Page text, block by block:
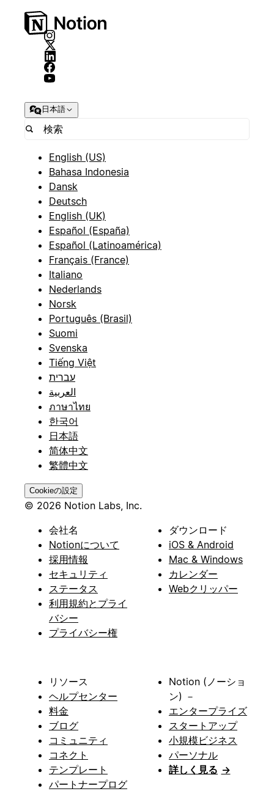
日本語
English (US)
Bahasa Indonesia
Dansk
Deutsch
English (UK)
Español (España)
Español (Latinoamérica)
Français (France)
Italiano
Nederlands
Norsk
Português (Brasil)
Suomi
Svenska
Tiếng Việt
עברית
العربية
ภาษาไทย
한국어
日本語
简体中文
繁體中文
Cookieの設定
© 2026 Notion Labs, Inc.
会社名
Notionについて
採用情報
セキュリティ
ステータス
利用規約とプライ
バシー
プライバシー権
ダウンロード
iOS & Android
Mac & Windows
カレンダー
Webクリッパー
リソース
ヘルプセンター
料金
ブログ
コミュニティ
コネクト
テンプレート
パートナープログ
Notion (ノーショ
ン) －
エンタープライズ
スタートアップ
小規模ビジネス
パーソナル
詳しく見る →